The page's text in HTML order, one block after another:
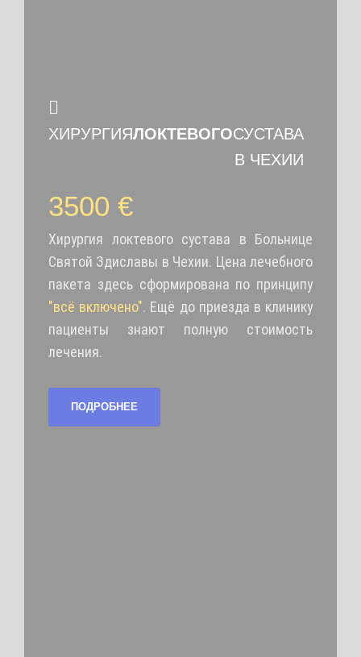
ХИРУРГИЯЛОКТЕВОГОСУСТАВА
В ЧЕХИИ
3500 €
Хирургия локтевого сустава в Больнице
Святой Здиславы в Чехии. Цена лечебного
пакета здесь сформирована по принципу
"всё включено". Ещё до приезда в клинику
пациенты знают полную стоимость
лечения.
ПОДРОБНЕЕ